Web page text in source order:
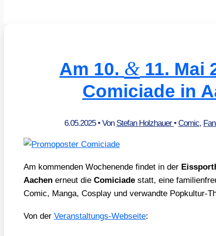
Am 10. & 11. Mai
Comiciade in
6.05.2025• Von Stefan Holzhauer•Comic,
Am kom­men­den Wochen­en­de fin­det in der
Aachen erneut die Comic­ia­de statt, eine
Comic, Man­ga, Cos­play und ver­wand­te Pop­kul­tur-
Von der Ver­an­stal­tungs-Web­sei­te: